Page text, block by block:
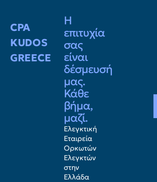
CPA
KUDOS
GREECE
Η
επιτυχία
σας
είναι
δέσμευσή
μας.
Κάθε
βήμα,
μαζί.
Ελεγκτική
Εταιρεία
Ορκωτών
Ελεγκτών
στην
Ελλάδα